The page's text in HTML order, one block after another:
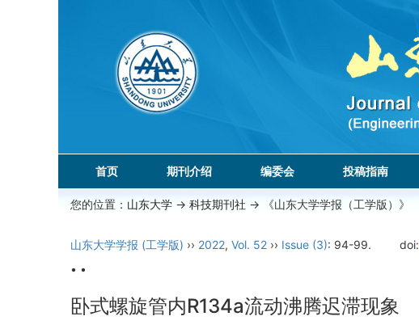
首页 期刊介绍 编委会 投稿指南
您的位置： 山东大学 -> 科技期刊社 -> 《山东大学学报（工学版）》
山东大学学报 (工学版) ›› 2022, Vol. 52 ›› Issue (3): 94-99. doi:
• •
卧式螺旋管内R134a流动沸腾迟滞现象